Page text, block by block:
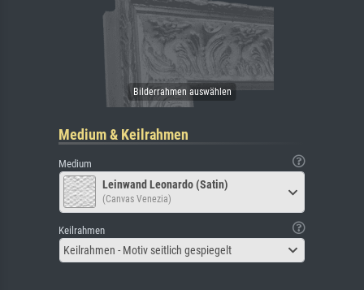
Medium & Keilrahmen
Medium
Leinwand Leonardo (Satin)
(Canvas Venezia)
Keilrahmen
Keilrahmen - Motiv seitlich gespiegelt